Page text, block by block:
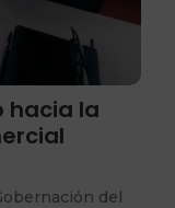
hacia la
del